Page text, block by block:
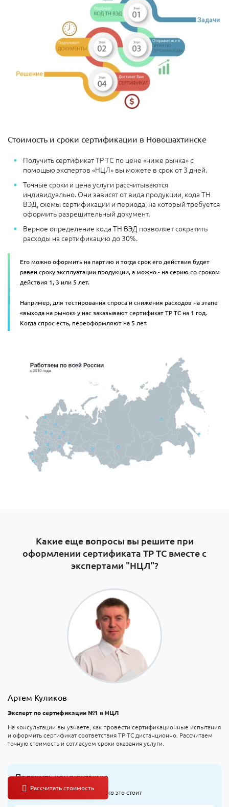
Стоимость и сроки сертификации в Новошахтинске
Получить сертификат ТР ТС по цене «ниже рынка» с
помощью экспертов «НЦЛ» вы можете в срок от 3 дней.
Точные сроки и цена услуги рассчитываются
индивидуально. Они зависят от вида продукции, кода ТН
ВЭД, схемы сертификации и периода, на который требуется
оформить разрешительный документ.
Верное определение кода ТН ВЭД позволяет сократить
расходы на сертификацию до 30%.
Его можно оформить на партию и тогда срок его действия будет
равен сроку эксплуатации продукции, а можно - на серию со сроком
действия 1, 3 или 5 лет.
Например, для тестирования спроса и снижения расходов на этапе
«выхода на рынок» у нас заказывают сертификат ТР ТС на 1 год.
Когда спрос есть, переоформляют на 5 лет.
Какие еще вопросы вы решите при
оформлении сертификата ТР ТС вместе с
экспертами "НЦЛ"?
Артем Куликов
Эксперт по сертификации №1 в НЦЛ
На консультации вы узнаете, как провести сертификационные испытания
и оформить сертификат соответствия ТР ТС дистанционно. Рассчитаем
точную стоимость и согласуем сроки оказания услуги.
Получить консультацию
Узнайте, что оформлять и сколько это стоит